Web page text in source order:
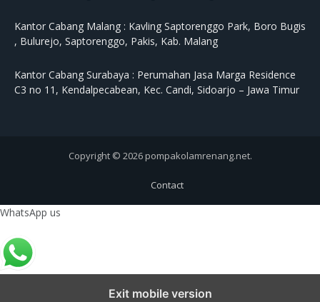
Kantor Cabang Malang : Kavling Saptorenggo Park, Boro Bugis
, Bulurejo, Saptorenggo, Pakis, Kab. Malang
Kantor Cabang Surabaya : Perumahan Jasa Marga Residence
C3 no 11, Kendalpecabean, Kec. Candi, Sidoarjo – Jawa Timur
Copyright © 2026 pompakolamrenang.net.
Contact
WhatsApp us
Exit mobile version